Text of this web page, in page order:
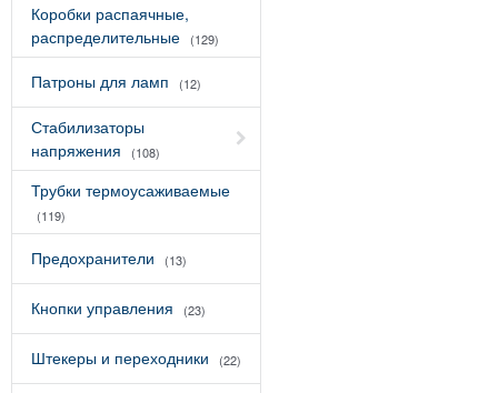
Коробки распаячные,
распределительные
(129)
Патроны для ламп (12)
Стабилизаторы
напряжения
(108)
Трубки термоусаживаемые
(119)
Предохранители (13)
Кнопки управления (23)
Штекеры и переходники (22)